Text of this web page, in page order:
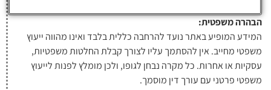
הבהרה משפטית:
המידע המופיע באתר נועד להרחבה כללית בלבד ואינו מהווה ייעוץ
משפטי מחייב. אין להסתמך עליו לצורך קבלת החלטות משפטיות,
עסקיות או אחרות. כל מקרה נבחן לגופו, ולכן מומלץ לפנות לייעוץ
משפטי פרטני עם עורך דין מוסמך.